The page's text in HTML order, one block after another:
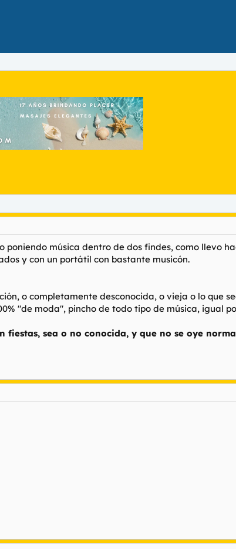
música dentro de dos findes, como llevo
y con un portátil con bastante musicón.
o completamente desconocida, o vieja o lo que
"de moda", pincho de todo tipo de música, igual
fiestas, sea o no conocida, y que no se oye